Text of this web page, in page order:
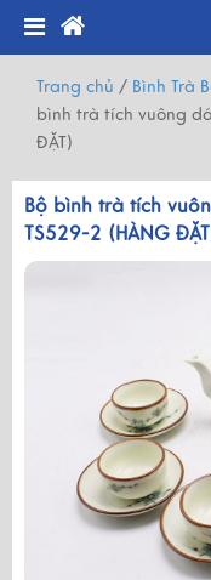
Trang chủ / Bình Trà
bình trà tích vuông
ĐẶT)
Bộ bình trà tích
TS529-2 (HÀNG